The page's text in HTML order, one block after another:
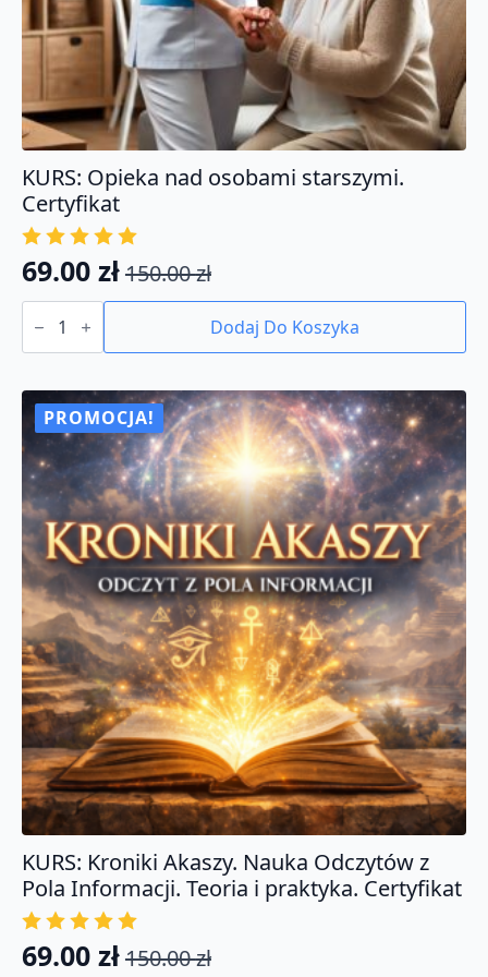
KURS: Opieka nad osobami starszymi.
Certyfikat
150.00zł
Pierwotna
cena
wynosiła:
150.00 zł.
69.00 zł
Aktualna
cena
wynosi:
69.00 zł.
ilość
KURS:
nad
starszymi.
Certyfikat
Dodaj Do Koszyka
PROMOCJA!
KURS: Kroniki Akaszy. Nauka Odczytów z
Pola Informacji. Teoria i praktyka. Certyfikat
150.00zł
69.00 zł